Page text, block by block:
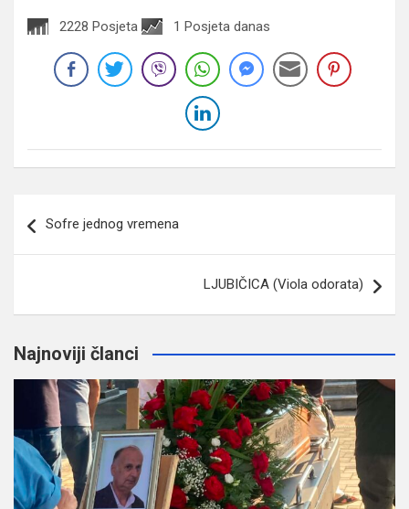
2228 Posjeta 1 Posjeta danas
članaka
Sofre jednog vremena
LJUBIČICA (Viola odorata)
Najnoviji članci